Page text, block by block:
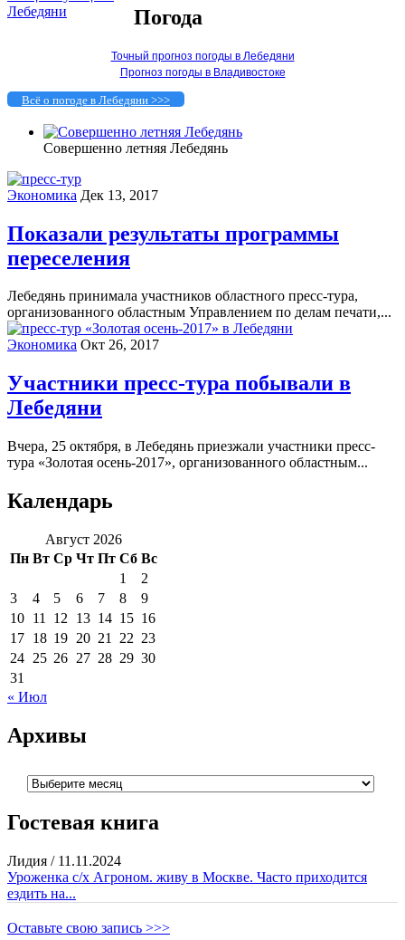
Погода
Точный прогноз погоды в Лебедяни
Прогноз погоды в Владивостоке
Всё о погоде в Лебедяни >>>
Совершенно летняя Лебедянь
Экономика Дек 13, 2017
Показали результаты программы
переселения
Лебедянь принимала участников областного пресс-тура,
организованного областным Управлением по делам печати,...
Экономика Окт 26, 2017
Участники пресс-тура побывали в
Лебедяни
Вчера, 25 октября, в Лебедянь приезжали участники пресс-
тура «Золотая осень-2017», организованного областным...
Календарь
Август 2026
Пн Вт Ср Чт Пт Сб Вс
1
2
3
4 5 6 7 8
9
10 11 12 13 14 15 16
17 18 19 20 21 22 23
24 25 26 27 28 29 30
31
« Июл
Архивы
Архивы
Гостевая книга
Лидия / 11.11.2024
Уроженка с/х Агроном. живу в Москве. Часто приходится
ездить на...
Оставьте свою запись >>>